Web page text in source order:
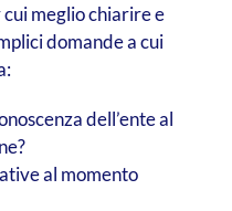
meglio chiarire e
domande a cui
dell’ente al
al momento